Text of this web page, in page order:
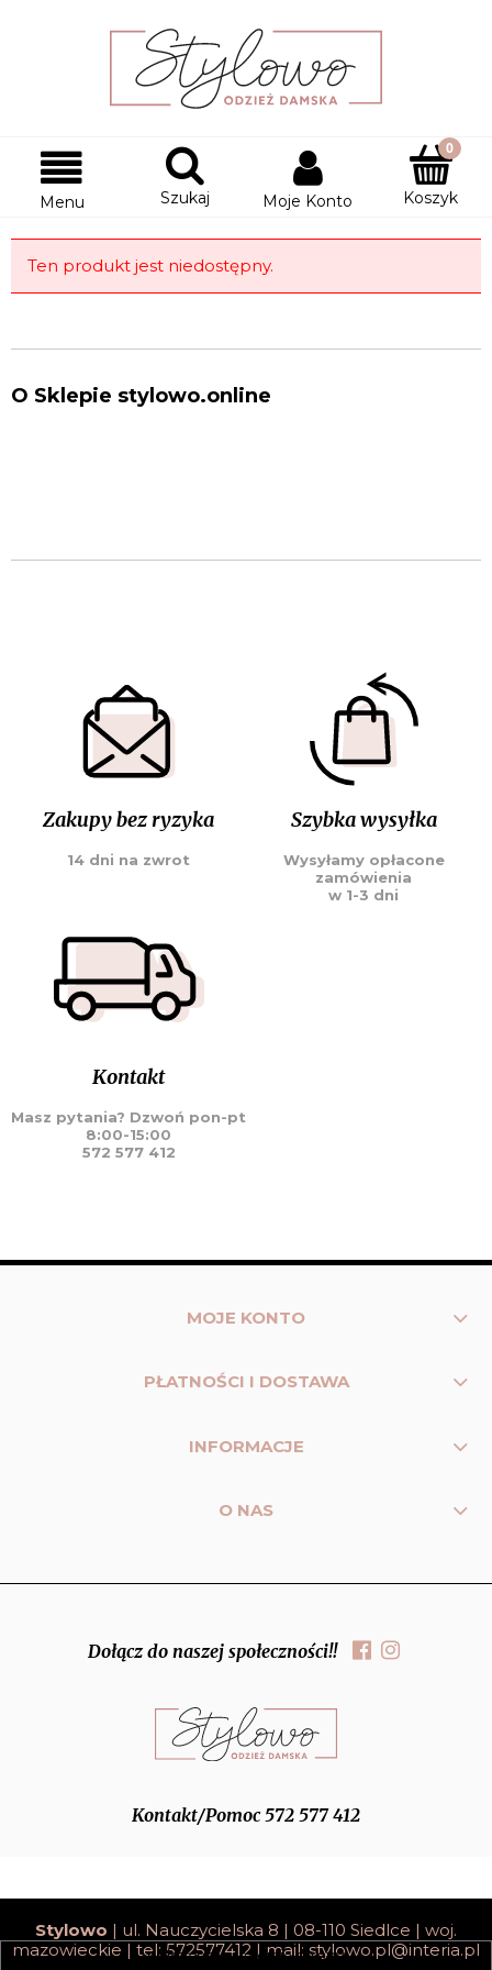
Menu Szukaj Moje Konto Koszyk
Ten produkt jest niedostępny.
O Sklepie stylowo.online
Zakupy bez ryzyka
14 dni na zwrot
Szybka wysyłka
Wysyłamy opłacone
zamówienia
w 1-3 dni
Kontakt
Masz pytania? Dzwoń pon-pt
8:00-15:00
572 577 412
MOJE KONTO
PŁATNOŚCI I DOSTAWA
INFORMACJE
O NAS
Dołącz do naszej społeczności!!
Kontakt/Pomoc 572 577 412
Stylowo | ul. Nauczycielska 8 | 08-110 Siedlce | woj.
mazowieckie | tel: 572577412 | mail: stylowo.pl@interia.pl
pokaż pełną wersję strony